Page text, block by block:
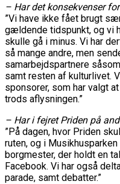
– Har det konsekvenser
”Vi have ikke fået brugt
gældende tidspunkt, og vi
skulle gå i minus. Vi har
så mange andre, men
samarbejdspartnere
samt resten af kulturlivet.
sponsorer, som har valgt
trods aflysningen.”
– Har i fejret Priden på
”På dagen, hvor Priden
ruten, og i
borgmester, der holdt en
Facebook. Vi har også
parade, samt debatter.”